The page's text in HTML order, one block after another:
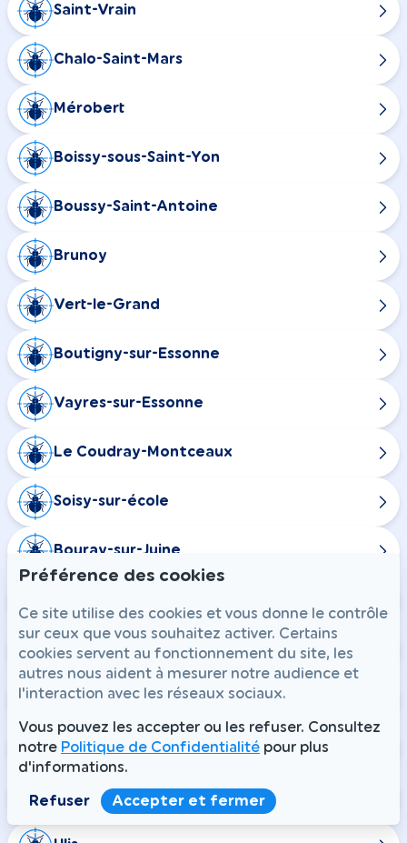
Saint-Vrain
Chalo-Saint-Mars
Mérobert
Boissy-sous-Saint-Yon
Boussy-Saint-Antoine
Brunoy
Vert-le-Grand
Boutigny-sur-Essonne
Vayres-sur-Essonne
Le Coudray-Montceaux
Soisy-sur-école
Bouray-sur-Juine
Boissy-le-Sec
Bouville
Videlles
Gometz-le-Chatel
Préférence des cookies
Ce site utilise des cookies et vous donne le contrôle
sur ceux que vous souhaitez activer. Certains
cookies servent au fonctionnement du site, les
autres nous aident à mesurer notre audience et
l'interaction avec les réseaux sociaux.
Vous pouvez les accepter ou les refuser. Consultez
notre Politique de Confidentialité pour plus
d'informations.
Refuser Accepter et fermer